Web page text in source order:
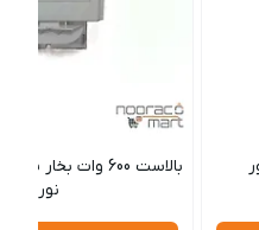
بالاست 600 وات
نور